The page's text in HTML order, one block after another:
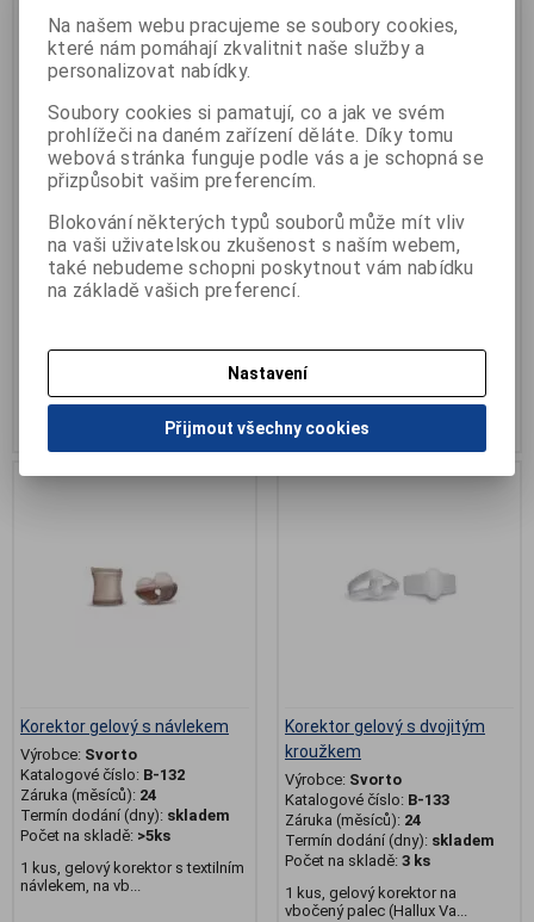
Gelový oddělovač prstů
Výrobce:Svorto
Katalogové číslo:
B-128
Termín dodání (dny):skladem
Počet na skladě:1 pár
z měkkého elastického gelu
Přidat do košíku
Korektor palce gelový s
chráničem
Výrobce: Svorto
Katalogové číslo: B-131
Záruka (měsíců): 24
Termín dodání (dny):skladem
Počet na skladě:
korektoru a chrániče kloubu...
101 Kč
Přidat do košíku
Korektor gelový s návlekem
Výrobce: Svorto
Katalogové číslo: B-132
Záruka (měsíců): 24
Termín dodání (dny): skladem
Počet na skladě: >5ks
1 kus, gelový korektor s textilním
návlekem, na vb...
Korektor gelový s dvojitým
kroužkem
Výrobce: Svorto
Katalogové číslo: B-133
Záruka (měsíců): 24
Termín dodání (dny): skladem
Počet na skladě: 3 ks
1 kus, gelový korektor na
vbočený palec (Hallux Va...
Na našem webu pracujeme se soubory cookies,
které nám pomáhají zkvalitnit naše služby a
personalizovat nabídky.
Soubory cookies si pamatují, co a jak ve svém
prohlížeči na daném zařízení děláte. Díky tomu
webová stránka funguje podle vás a je schopná se
přizpůsobit vašim preferencím.
Blokování některých typů souborů může mít vliv
na vaši uživatelskou zkušenost s naším webem,
také nebudeme schopni poskytnout vám nabídku
na základě vašich preferencí.
Nastavení
Přijmout všechny cookies